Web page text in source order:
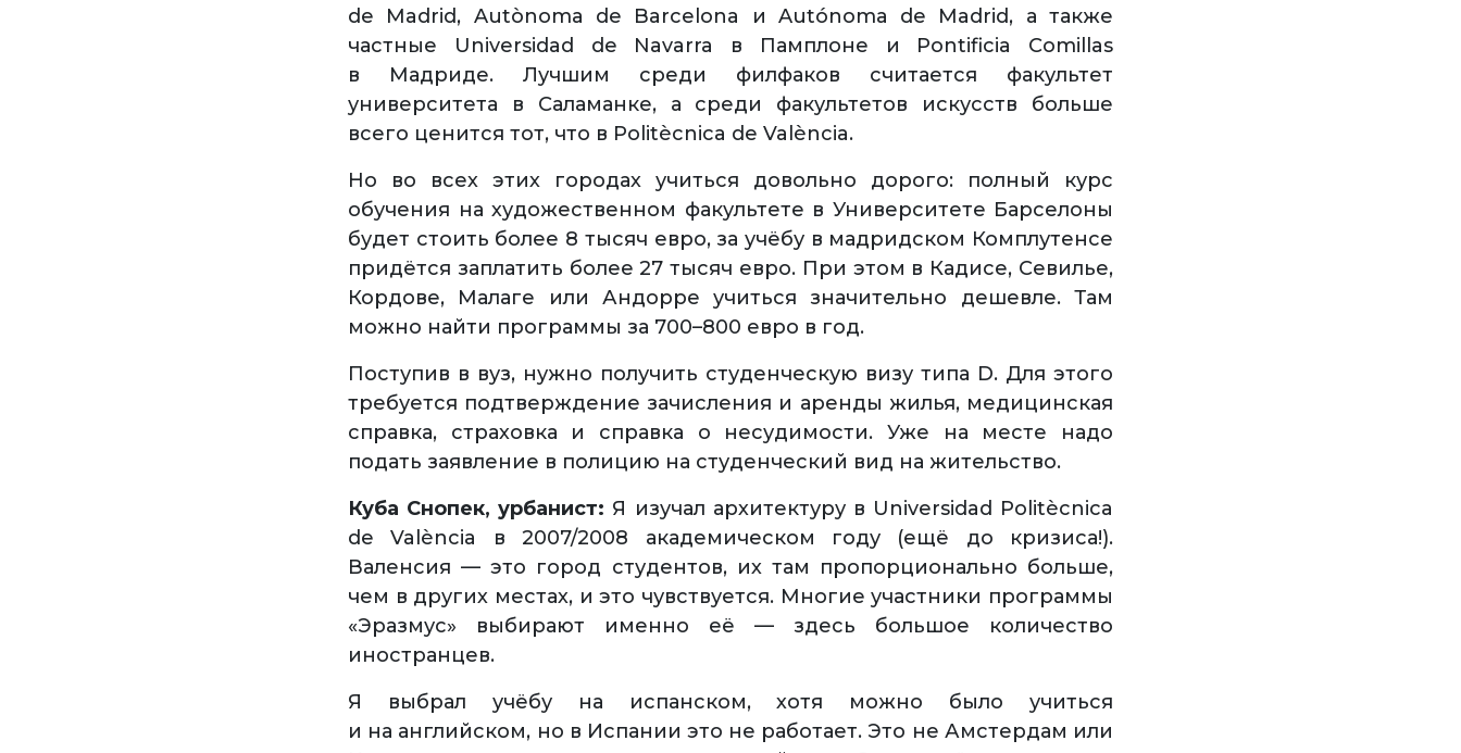
de Madrid, Autònoma de Barcelona и Autónoma de Madrid, а также
частные Universidad de Navarra в Памплоне и Pontificia Comillas
в Мадриде. Лучшим среди филфаков считается факультет
университета в Саламанке, а среди факультетов искусств больше
всего ценится тот, что в Politècnica de València.
Но во всех этих городах учиться довольно дорого: полный курс
обучения на художественном факультете в Университете Барселоны
будет стоить более 8 тысяч евро, за учёбу в мадридском Комплутенсе
придётся заплатить более 27 тысяч евро. При этом в Кадисе, Севилье,
Кордове, Малаге или Андорре учиться значительно дешевле. Там
можно найти программы за 700–800 евро в год.
Поступив в вуз, нужно получить студенческую визу типа D. Для этого
требуется подтверждение зачисления и аренды жилья, медицинская
справка, страховка и справка о несудимости. Уже на месте надо
подать заявление в полицию на студенческий вид на жительство.
Куба Снопек, урбанист: Я изучал архитектуру в Universidad Politècnica
de València в 2007/2008 академическом году (ещё до кризиса!).
Валенсия — это город студентов, их там пропорционально больше,
чем в других местах, и это чувствуется. Многие участники программы
«Эразмус» выбирают именно её — здесь большое количество
иностранцев.
Я выбрал учёбу на испанском, хотя можно было учиться
и на английском, но в Испании это не работает. Это не Амстердам или